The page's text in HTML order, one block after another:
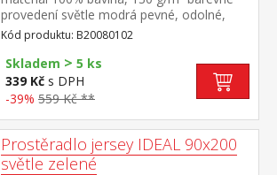
provedení světle modrá pevné, odolné,
stálobarevné, obšito gumou pro matrace
do výšky 25 cm pratelné do 60 °C
Kód produktu: B20080102
Skladem > 5 ks
339 Kč s DPH
-39% 559 Kč **
Prostěradlo jersey IDEAL 90x200
světle zelené